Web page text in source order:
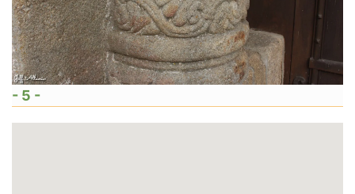
- 5 -